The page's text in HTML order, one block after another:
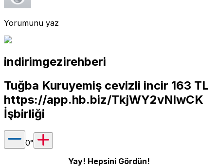
Yorumunu yaz
indirimgezirehberi
Tuğba Kuruyemiş cevizli incir 163 TL
https://app.hb.biz/TkjWY2vNlwCK
İşbirliği
0°
Yay! Hepsini Gördün!